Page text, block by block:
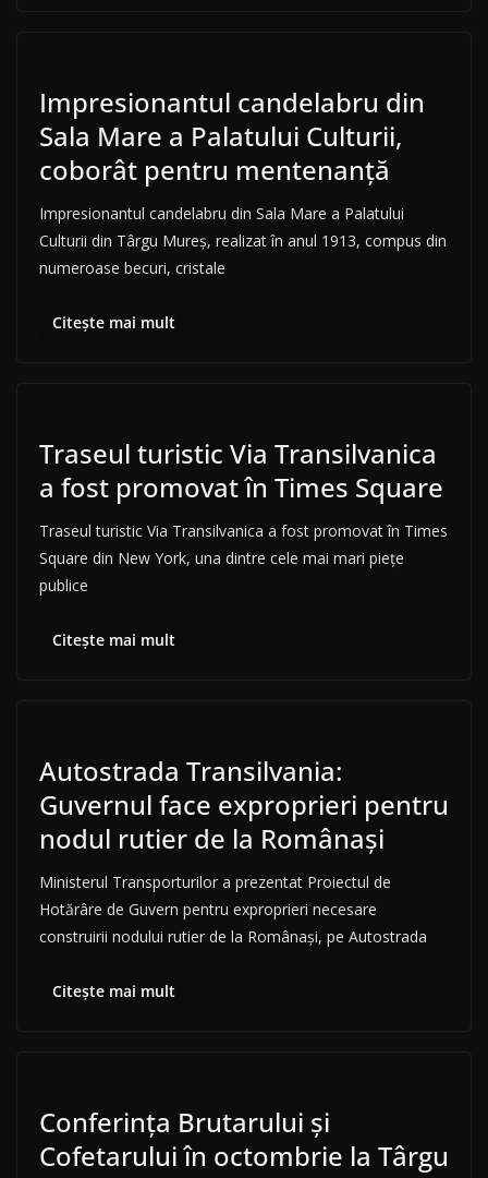
Impresionantul candelabru din
Sala Mare a Palatului Culturii,
coborât pentru mentenanţă
Impresionantul candelabru din Sala Mare a Palatului
Culturii din Târgu Mureş, realizat în anul 1913, compus din
numeroase becuri, cristale
Citește mai mult
Traseul turistic Via Transilvanica
a fost promovat în Times Square
Traseul turistic Via Transilvanica a fost promovat în Times
Square din New York, una dintre cele mai mari piețe
publice
Citește mai mult
Autostrada Transilvania:
Guvernul face exproprieri pentru
nodul rutier de la Românași
Ministerul Transporturilor a prezentat Proiectul de
Hotărâre de Guvern pentru exproprieri necesare
construirii nodului rutier de la Românași, pe Autostrada
Citește mai mult
Conferința Brutarului și
Cofetarului în octombrie la Târgu